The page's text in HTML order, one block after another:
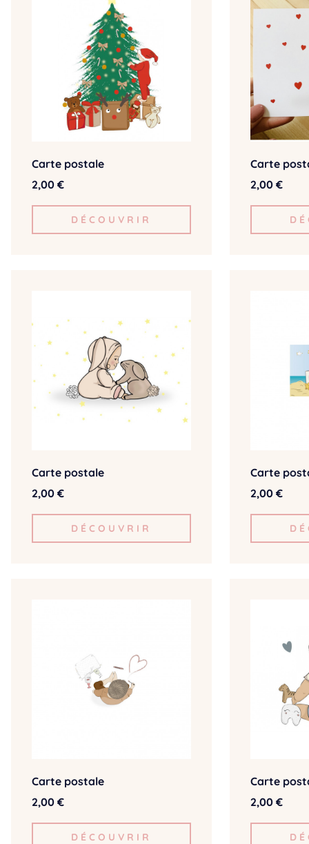
Carte postale
2,00 €
DÉCOUVRIR
Carte
2,00 €
Carte postale
2,00 €
DÉCOUVRIR
Carte
2,00 €
Carte postale
2,00 €
DÉCOUVRIR
Carte
2,00 €